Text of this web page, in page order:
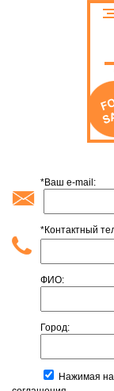
*Ваш e-mail:
*Контактный
ФИО:
Город:
Нажимая на